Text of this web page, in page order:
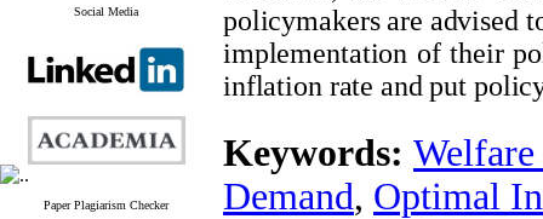
Social Media
Paper Plagiarism Checker
policymakers are advised
implementation of their
inflation rate and put
Keywords:
Demand, Optimal